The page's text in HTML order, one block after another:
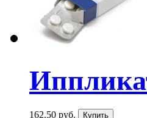
162.50 руб.